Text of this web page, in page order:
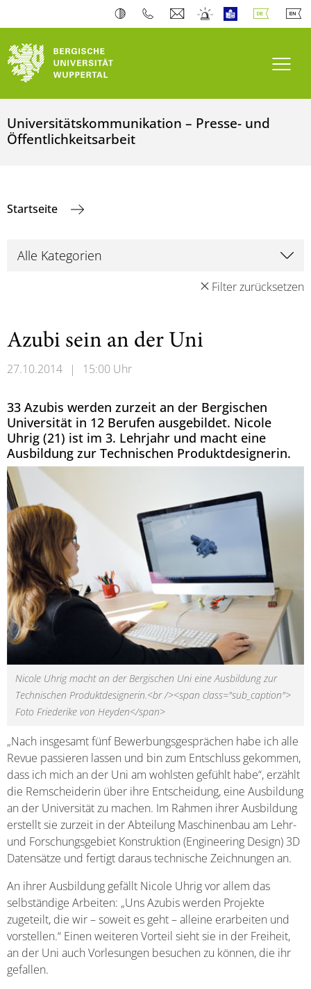
Universitätskommunikation – Presse- und
Öffentlichkeitsarbeit
Startseite
Filter zurücksetzen
Azubi sein an der Uni
27.10.2014 | 15:00 Uhr
33 Azubis werden zurzeit an der Bergischen
Universität in 12 Berufen ausgebildet. Nicole
Uhrig (21) ist im 3. Lehrjahr und macht eine
Ausbildung zur Technischen Produktdesignerin.
Nicole Uhrig macht an der Bergischen Uni eine Ausbildung zur
Technischen Produktdesignerin.<br /><span class="sub_caption">
Foto Friederike von Heyden</span>
„Nach insgesamt fünf Bewerbungsgesprächen habe ich alle
Revue passieren lassen und bin zum Entschluss gekommen,
dass ich mich an der Uni am wohlsten gefühlt habe“, erzählt
die Remscheiderin über ihre Entscheidung, eine Ausbildung
an der Universität zu machen. Im Rahmen ihrer Ausbildung
erstellt sie zurzeit in der Abteilung Maschinenbau am Lehr-
und Forschungsgebiet Konstruktion (Engineering Design) 3D
Datensätze und fertigt daraus technische Zeichnungen an.
An ihrer Ausbildung gefällt Nicole Uhrig vor allem das
selbständige Arbeiten: „Uns Azubis werden Projekte
zugeteilt, die wir – soweit es geht – alleine erarbeiten und
vorstellen.“ Einen weiteren Vorteil sieht sie in der Freiheit,
an der Uni auch Vorlesungen besuchen zu können, die ihr
gefallen.